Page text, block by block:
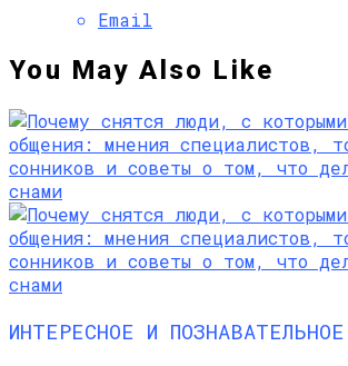
Email
You May Also Like
ИНТЕРЕСНОЕ И ПОЗНАВАТЕЛЬНОЕ